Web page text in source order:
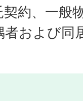
約、一般
および同